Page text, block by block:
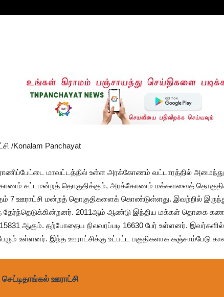
/Konalam Panchayat
மாவட்டத்தில் உள்ள அரக்கோணம் வட்டாரத்தில்
சட்டமன்றத் தொகுதிக்கும், அரக்கோணம் மக்களவைத்
7 ஊராட்சி மன்றத் தொகுதிகளைக் கொண்டுள்ளது. இவற்றில்
தேர்ந்தெடுக்கின்றனர். 2011ஆம் ஆண்டு இந்திய மக்கள் தொகை
ஆகும். தற்போதைய நிலவரப்படி 16630 பேர் உள்ளனர்.
உள்ளனர். இந்த ஊராட்சிக்கு உட்பட்ட பகுதிகளாக கஞ்சாம்பேடு
செட்டிதாங்கல் ஊராட்சி